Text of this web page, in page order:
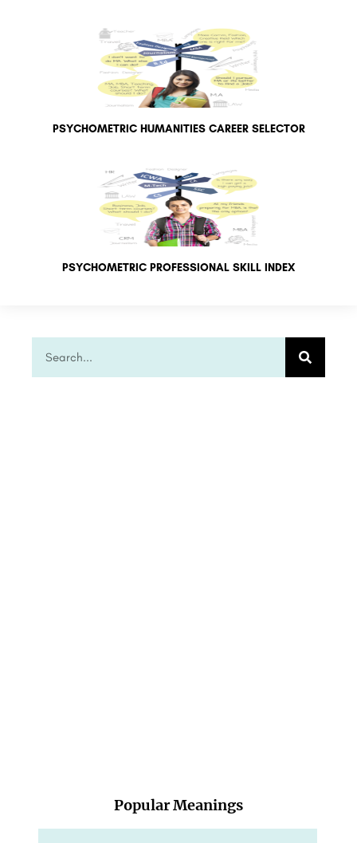
Popular Meanings
PSYCHOMETRIC HUMANITIES CAREER SELECTOR
PSYCHOMETRIC PROFESSIONAL SKILL INDEX